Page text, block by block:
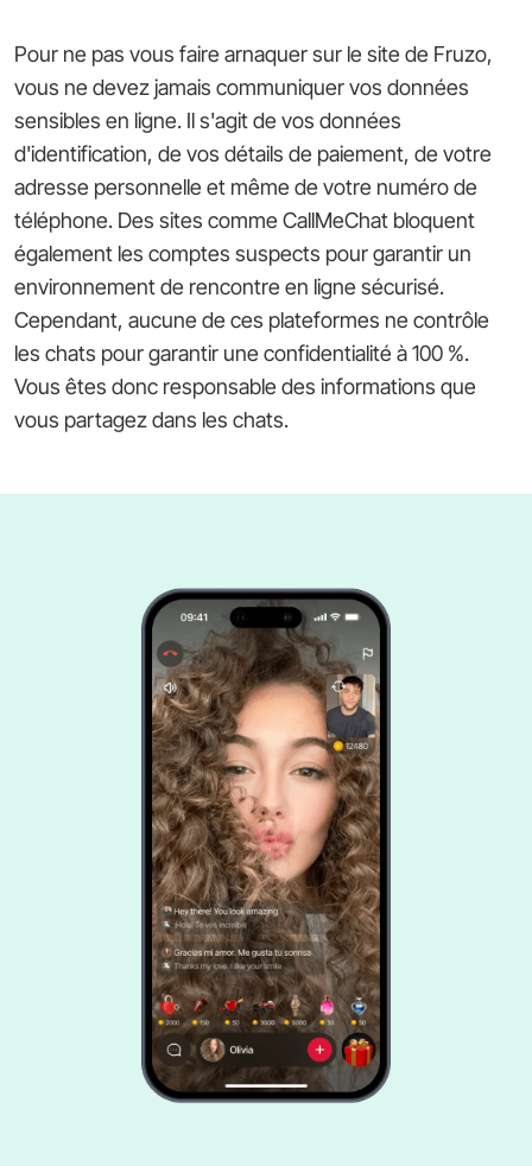
Pour ne pas vous faire arnaquer sur le site de Fruzo,
vous ne devez jamais communiquer vos données
sensibles en ligne. Il s'agit de vos données
d'identification, de vos détails de paiement, de votre
adresse personnelle et même de votre numéro de
téléphone. Des sites comme CallMeChat bloquent
également les comptes suspects pour garantir un
environnement de rencontre en ligne sécurisé.
Cependant, aucune de ces plateformes ne contrôle
les chats pour garantir une confidentialité à 100 %.
Vous êtes donc responsable des informations que
vous partagez dans les chats.